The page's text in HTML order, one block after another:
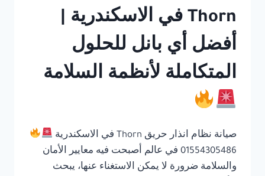
Thorn في الاسكندرية |
أفضل أي بانل للحلول
المتكاملة لأنظمة السلامة
صيانة نظام انذار حريق Thorn في الاسكندرية
01554305486 في عالم أصبحت فيه معايير الأمان
والسلامة ضرورة لا يمكن الاستغناء عنها، يبحث